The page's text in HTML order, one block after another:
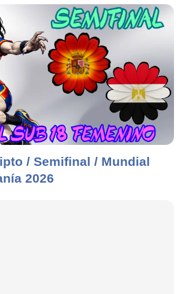
/ Semifinal / Mundial
2026